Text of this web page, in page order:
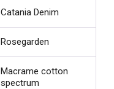
Catania Denim
Rosegarden
Macrame cotton
spectrum